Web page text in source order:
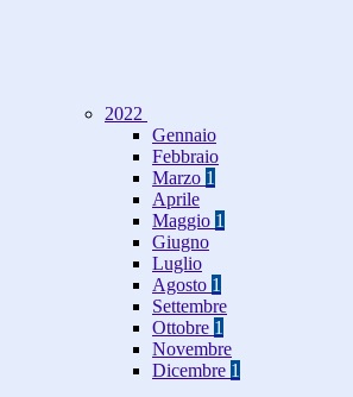
2022
Gennaio
Febbraio
Marzo 1
Aprile
Maggio 1
Giugno
Luglio
Agosto 1
Settembre
Ottobre 1
Novembre
Dicembre 1